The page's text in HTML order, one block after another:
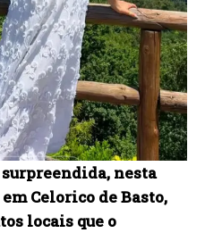
nesta
Celorico de Basto,
locais que o